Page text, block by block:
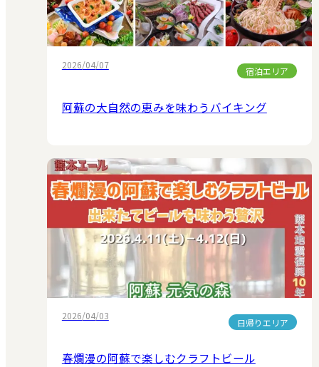
2026/04/07
宿泊エリア
阿蘇の大自然の恵みを味わうバイキング
2026/04/03
日帰りエリア
春爛漫の阿蘇で楽しむクラフトビール